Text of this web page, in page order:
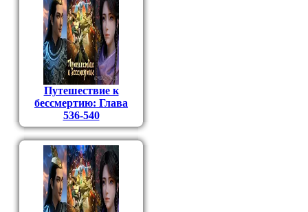
Путешествие к
бессмертию: Глава
536-540